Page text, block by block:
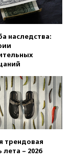
наследства:
трендовая
лета – 2026